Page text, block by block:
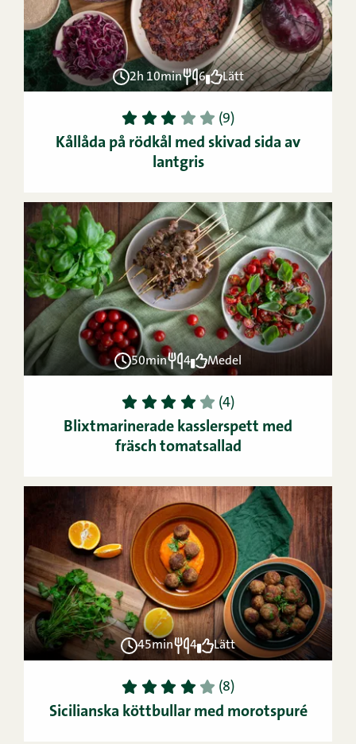
2h 10min 6 Lätt
1 2 3 4 5 (9)
Kållåda på rödkål med skivad sida av
lantgris
50min 4 Medel
1 2 3 4 5 (4)
Blixtmarinerade kasslerspett med
fräsch tomatsallad
45min 4 Lätt
1 2 3 4 5 (8)
Sicilianska köttbullar med morotspuré